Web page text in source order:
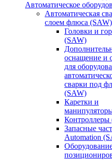
Автоматическое
Автоматическая
слоем флюса (SAW)
Головки и
(SAW)
оснащение и
для
сварки под
(SAW)
Каретки и
Контроллеры
Запасные
Automation